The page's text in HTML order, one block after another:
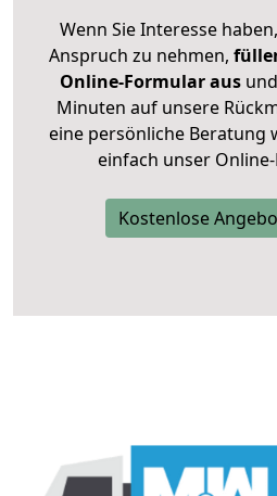
Wenn Sie Interesse
Anspruch zu nehmen,
Online-Formular ausund
Minuten auf unsere
eine persönliche Beratung
einfach unser
Kostenlose